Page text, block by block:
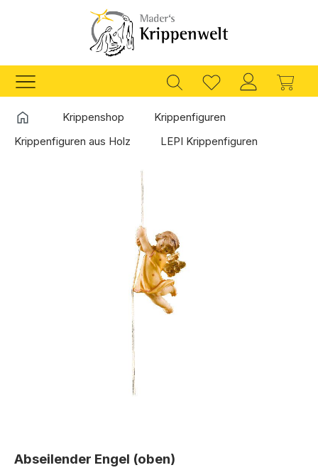
Zum Hauptinhalt springen
StartseiteKrippenshop
Krippenfiguren
Krippenfiguren aus Holz
LEPI Krippenfiguren
Bildergalerie überspringen
Abseilender Engel (oben)